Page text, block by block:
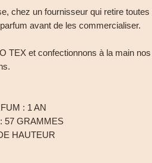
chez un fournisseur qui retire toutes
avant de les commercialiser.
TEX et confectionnons à la main nos
: 1 AN
57 GRAMMES
HAUTEUR